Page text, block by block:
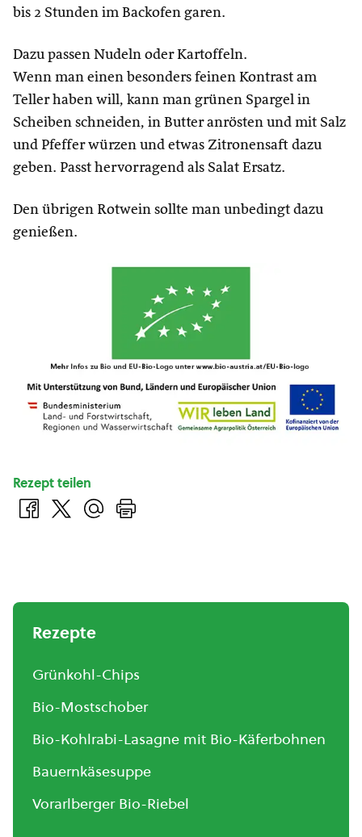
bis 2 Stunden im Backofen garen.
Dazu passen Nudeln oder Kartoffeln.
Wenn man einen besonders feinen Kontrast am
Teller haben will, kann man grünen Spargel in
Scheiben schneiden, in Butter anrösten und mit Salz
und Pfeffer würzen und etwas Zitronensaft dazu
geben. Passt hervorragend als Salat Ersatz.
Den übrigen Rotwein sollte man unbedingt dazu
genießen.
Rezept teilen
Rezepte
Grünkohl-Chips
Bio-Mostschober
Bio-Kohlrabi-Lasagne mit Bio-Käferbohnen
Bauernkäsesuppe
Vorarlberger Bio-Riebel